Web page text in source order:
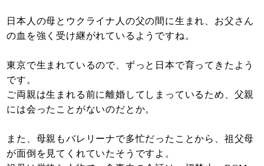
日本人の母とウクライナ人の父の間に生まれ、お父さん
の血を強く受け継がれているようですね。
東京で生まれているので、ずっと日本で育ってきたよう
です。
ご両親は生まれる前に離婚してしまっているため、父親
には会ったことがないのだとか。
また、母親もバレリーナで多忙だったことから、祖父母
が面倒を見てくれていたそうですよ。